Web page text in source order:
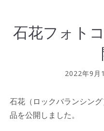
石花フォト
2022年9月
石花（ロックバランシン
品を公開しました。